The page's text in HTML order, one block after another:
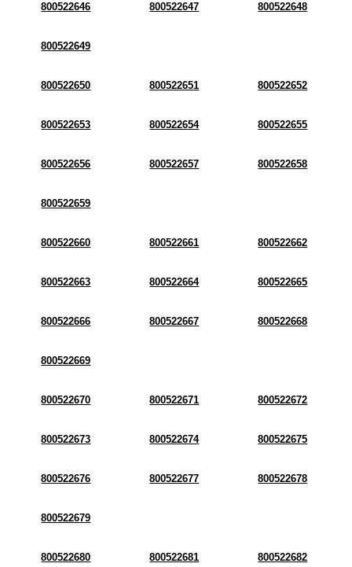
800522646 800522647 800522648
800522649
800522650 800522651 800522652
800522653 800522654 800522655
800522656 800522657 800522658
800522659
800522660 800522661 800522662
800522663 800522664 800522665
800522666 800522667 800522668
800522669
800522670 800522671 800522672
800522673 800522674 800522675
800522676 800522677 800522678
800522679
800522680 800522681 800522682